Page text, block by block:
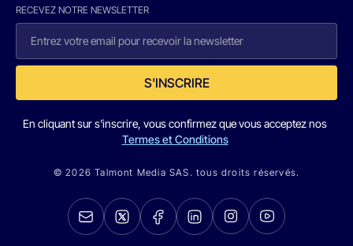
RECEVEZ NOTRE NEWSLETTER
S'INSCRIRE
En cliquant sur s'inscrire, vous confirmez que vous acceptez nos
Termes et Conditions
© 2026 Talmont Media SAS. tous droits réservés.